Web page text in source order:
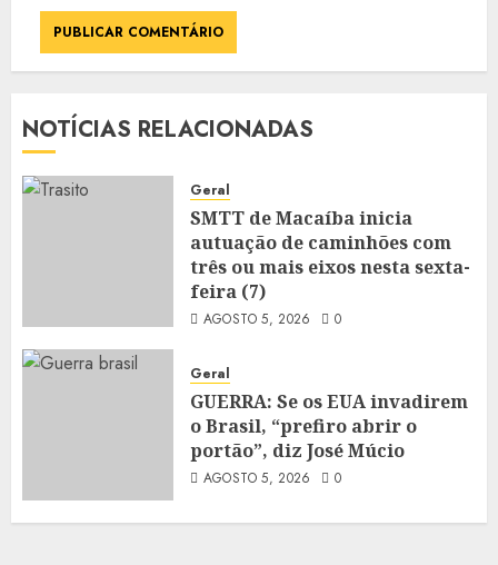
NOTÍCIAS RELACIONADAS
Geral
SMTT de Macaíba inicia
autuação de caminhões com
três ou mais eixos nesta sexta-
feira (7)
AGOSTO 5, 2026 0
Geral
GUERRA: Se os EUA invadirem
o Brasil, “prefiro abrir o
portão”, diz José Múcio
AGOSTO 5, 2026 0